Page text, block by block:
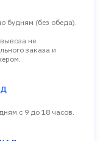
будням (без обеда).
не
заказа и
с 9 до 18 часов.